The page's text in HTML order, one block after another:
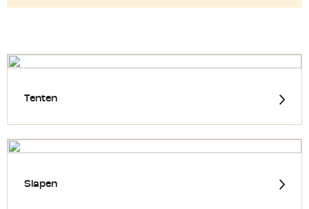
Tenten
Slapen